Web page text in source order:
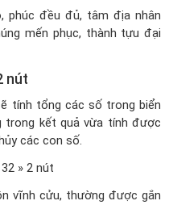
phúc đều đủ, tâm địa nhân
mến phục, thành tựu đại
nút
tính tổng các số trong biển
trong kết quả vừa tính được
các con số.
» 2 nút
vĩnh cửu, thường được gắn